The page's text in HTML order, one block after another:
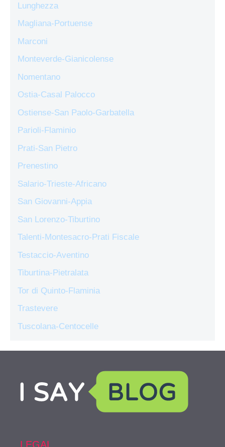
Lunghezza
Magliana-Portuense
Marconi
Monteverde-Gianicolense
Nomentano
Ostia-Casal Palocco
Ostiense-San Paolo-Garbatella
Parioli-Flaminio
Prati-San Pietro
Prenestino
Salario-Trieste-Africano
San Giovanni-Appia
San Lorenzo-Tiburtino
Talenti-Montesacro-Prati Fiscale
Testaccio-Aventino
Tiburtina-Pietralata
Tor di Quinto-Flaminia
Trastevere
Tuscolana-Centocelle
LEGAL